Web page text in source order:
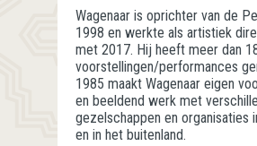
Wagenaar is oprichter van de
1998 en werkte als artistiek
met 2017. Hij heeft meer dan
voorstellingen/performances
1985 maakt Wagenaar eigen
en beeldend werk met
gezelschappen en organisaties
en in het buitenland.